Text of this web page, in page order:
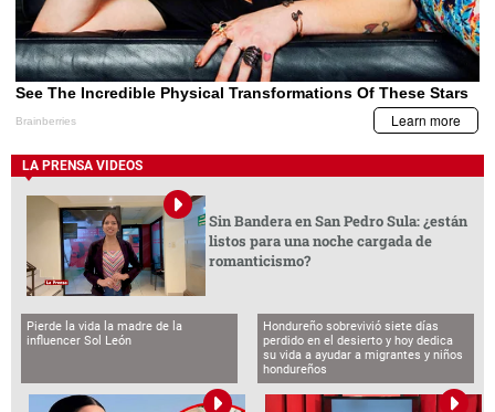
LA PRENSA VIDEOS
Sin Bandera en San Pedro Sula: ¿están
listos para una noche cargada de
romanticismo?
Pierde la vida la madre de la
influencer Sol León
Hondureño sobrevivió siete días
perdido en el desierto y hoy dedica
su vida a ayudar a migrantes y niños
hondureños